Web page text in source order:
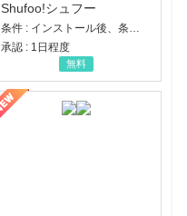
Shufoo!シュフー
条件 : インストール後、条件達成
承認 : 1日程度
無料